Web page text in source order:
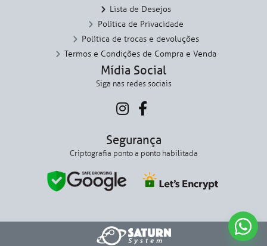
Lista de Desejos
Política de Privacidade
Política de trocas e devoluções
Termos e Condições de Compra e Venda
Mídia Social
Siga nas redes sociais
Segurança
Criptografia ponto a ponto habilitada